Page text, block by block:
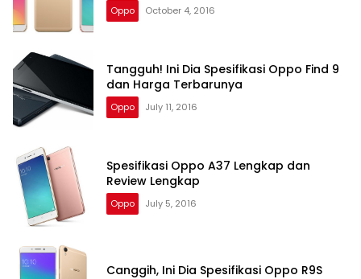
Oppo October 4, 2016
Tangguh! Ini Dia Spesifikasi Oppo Find 9
dan Harga Terbarunya
Oppo July 11, 2016
Spesifikasi Oppo A37 Lengkap dan
Review Lengkap
Oppo July 5, 2016
Canggih, Ini Dia Spesifikasi Oppo R9S